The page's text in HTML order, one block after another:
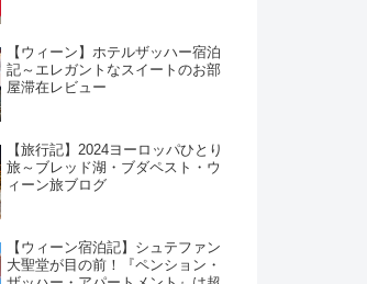
【ウィーン】ホテルザッハー宿泊
記～エレガントなスイートのお部
屋滞在レビュー
【旅行記】2024ヨーロッパひとり
旅～ブレッド湖・ブダペスト・ウ
ィーン旅ブログ
【ウィーン宿泊記】シュテファン
大聖堂が目の前！『ペンション・